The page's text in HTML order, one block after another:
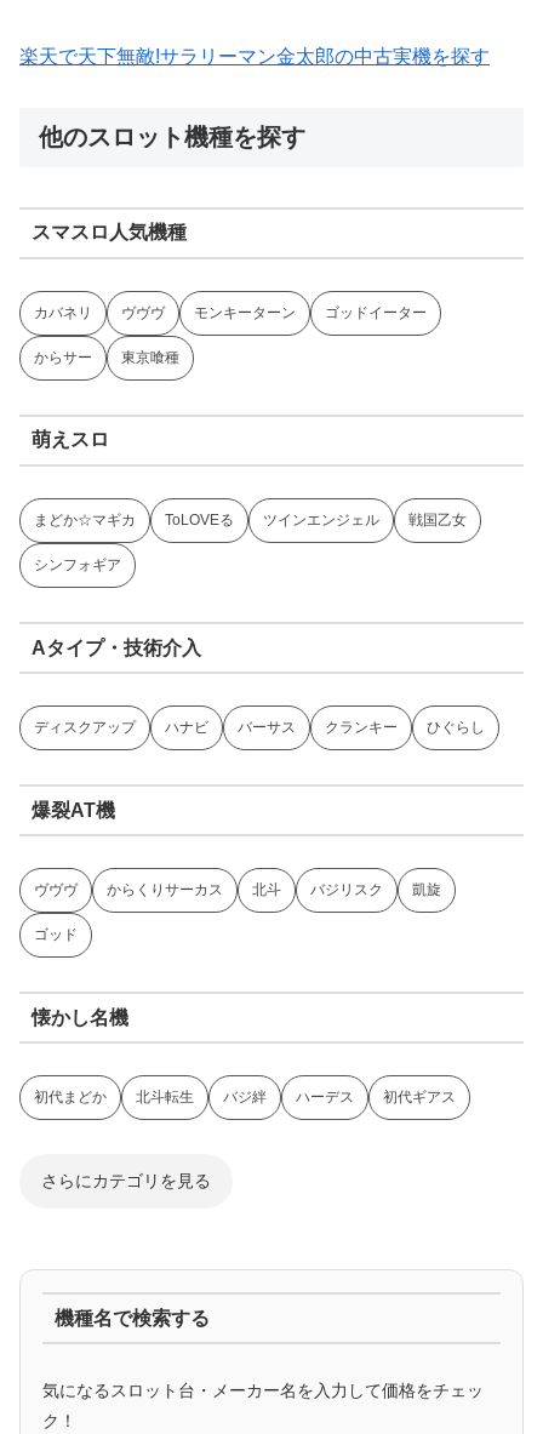
楽天で天下無敵!サラリーマン金太郎の中古実機を探す
他のスロット機種を探す
スマスロ人気機種
カバネリ ヴヴヴ モンキーターン ゴッドイーター
からサー 東京喰種
萌えスロ
まどか☆マギカ ToLOVEる ツインエンジェル 戦国乙女
シンフォギア
Aタイプ・技術介入
ディスクアップ ハナビ バーサス クランキー ひぐらし
爆裂AT機
ヴヴヴ からくりサーカス 北斗 バジリスク 凱旋
ゴッド
懐かし名機
初代まどか 北斗転生 バジ絆 ハーデス 初代ギアス
さらにカテゴリを見る
マイジャグ ファンキー アイム ゴージャグ ハッピー
アニメタイアップ
機種名で検索する
気になるスロット台・メーカー名を入力して価格をチェッ
ク！